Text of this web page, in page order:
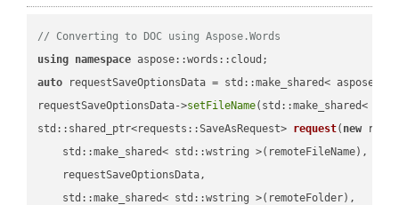
// Converting to DOC using Aspose.Words
using namespace
auto requestSaveOptionsData = std::make_shared<
requestSaveOptionsData->setFileName(std::make_shared<
std::shared_ptr<requests::SaveAsRequest> request( new
    std::make_shared< std::wstring >(remoteFileName),
    requestSaveOptionsData,
    std::make_shared< std::wstring >(remoteFolder),